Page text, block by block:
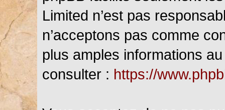
Limited n’est pas
n’acceptons pas comme
plus amples informations
consulter : https://